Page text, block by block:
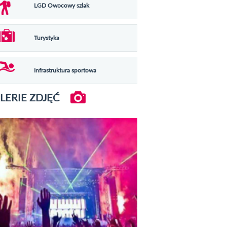
LGD Owocowy szlak
Turystyka
Infrastruktura sportowa
ZDJĘĆ